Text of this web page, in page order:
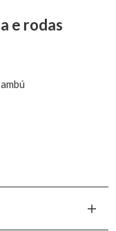
e rodas